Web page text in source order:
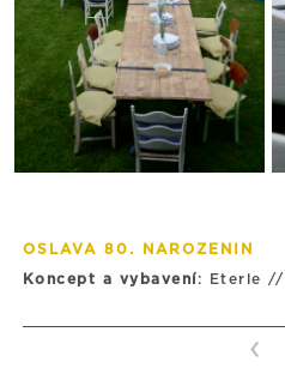
OSLAVA 80. NAROZENIN
Koncept a vybavení : Eterle //
‹